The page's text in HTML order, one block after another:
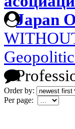
Japan
Order by:
Per page: